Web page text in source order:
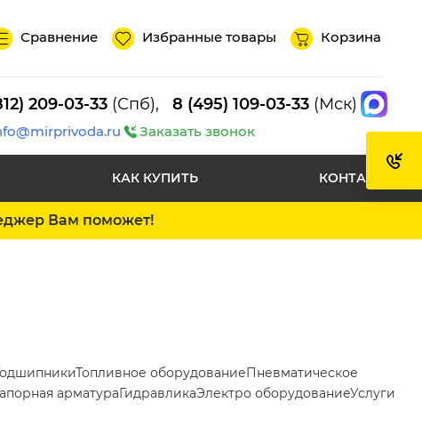
Сравнение Избранные товары Корзина
209-03-33 (Спб), 8 (495) 109-03-33 (Мск)
Заказать звонок
КАК КУПИТЬ КОНТАКТЫ
Вам поможет!
Топливное оборудованиеПневматическое
арматураГидравликаЭлектро оборудованиеУслуги